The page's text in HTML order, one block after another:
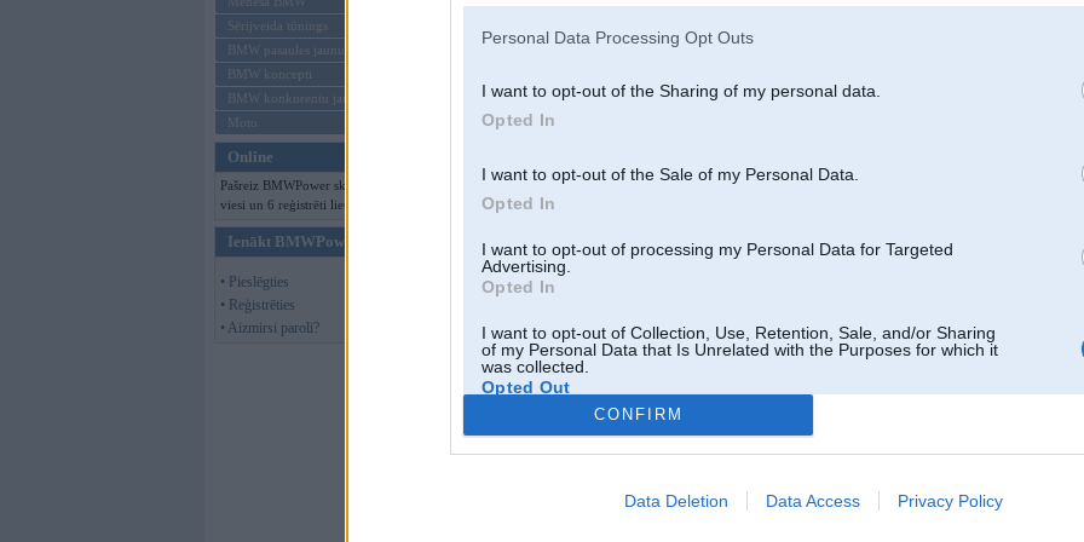
Personal Data Processing Opt Outs
I want to opt-out of the Sharing of my personal data.
Opted In
I want to opt-out of the Sale of my Personal Data.
Opted In
I want to opt-out of processing my Personal Data for Targeted
Advertising.
Opted In
I want to opt-out of Collection, Use, Retention, Sale, and/or Sharing
of my Personal Data that Is Unrelated with the Purposes for which it
was collected.
Opted Out
CONFIRM
Data Deletion Data Access Privacy Policy
Sērijveida tūnings
BMW pasaules jaunumi
BMW koncepti
BMW konkurentu jaunumi
Moto
Online
Pašreiz BMWPower skatās 190
viesi un 6 reģistrēti lietotāji.
Ienākt BMWPower
• Pieslēgties
• Reģistrēties
• Aizmirsi paroli?
Jau ir apzināti pāris bērnunami un tiem nepieciešamākās lietas, kas arī šoreiz saistāmas ar dažāda veida tehniku.
labprāt nodotu bērnunamiem, tomēr akcijas organizatoru laika trūkuma un aizņemtības dēļ būtu apgrūtinoši vākt arī
ziedot, nedarītu to pēdējās dienās, jo BMWPower.lv labdarības akcijas rīkotājiem laikus jāapzinās, kādā apmērā un
saziedotajiem līdzekļiem, iegādātajām lietām un ar tām apgādātie bērnunamiem.
Atgādināsim, ka pērn labdarības akcijas ietvaros tika savākti 1’408 lati, par ko tika iegādāts jaudīgs zāles pļāvējs
„Husqvarna”, veļasmašīna „Zanussi”, mūzikas centrs „Aiwa”, satelīta komplekts, spēles un rotaļas, kā arī dažādi
Konts ziedojumiem:
LV49HABA0551011876882
Edgars Seidars